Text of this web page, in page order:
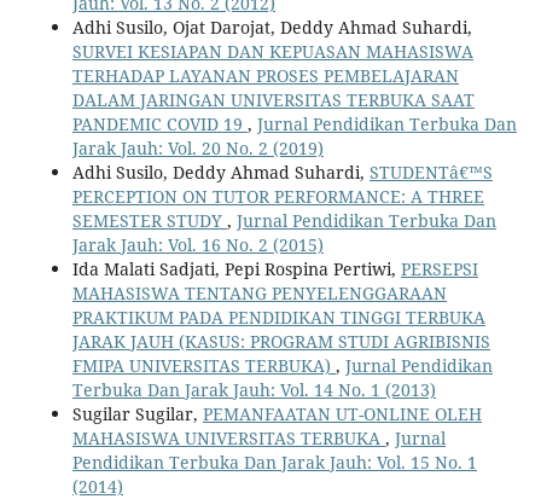
Adhi Susilo, Ojat Darojat, Deddy Ahmad Suhardi,
SURVEI KESIAPAN DAN KEPUASAN MAHASISWA
TERHADAP LAYANAN PROSES PEMBELAJARAN
DALAM JARINGAN UNIVERSITAS TERBUKA SAAT
PANDEMIC COVID 19 , Jurnal Pendidikan Terbuka Dan
Jarak Jauh: Vol. 20 No. 2 (2019)
Adhi Susilo, Deddy Ahmad Suhardi, STUDENTâ€™S
PERCEPTION ON TUTOR PERFORMANCE: A THREE
SEMESTER STUDY , Jurnal Pendidikan Terbuka Dan
Jarak Jauh: Vol. 16 No. 2 (2015)
Ida Malati Sadjati, Pepi Rospina Pertiwi, PERSEPSI
MAHASISWA TENTANG PENYELENGGARAAN
PRAKTIKUM PADA PENDIDIKAN TINGGI TERBUKA
JARAK JAUH (KASUS: PROGRAM STUDI AGRIBISNIS
FMIPA UNIVERSITAS TERBUKA) , Jurnal Pendidikan
Terbuka Dan Jarak Jauh: Vol. 14 No. 1 (2013)
Sugilar Sugilar, PEMANFAATAN UT-ONLINE OLEH
MAHASISWA UNIVERSITAS TERBUKA , Jurnal
Pendidikan Terbuka Dan Jarak Jauh: Vol. 15 No. 1
(2014)